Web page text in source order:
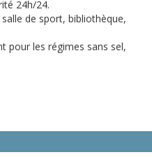
24h/24.
de sport, bibliothèque,
pour les régimes sans sel,